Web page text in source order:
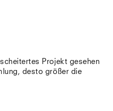
Zürich
Offenes Buch
Projekt gesehen
desto größer die